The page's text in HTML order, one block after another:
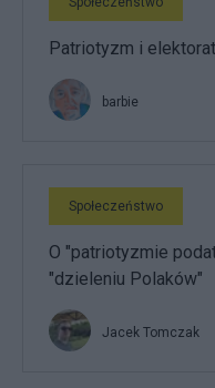
Patriotyzm i elektorat
barbie
Społeczeństwo
O "patriotyzmie
"dzieleniu Polaków"
Jacek Tomczak